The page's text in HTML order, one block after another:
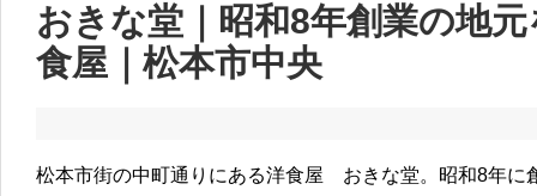
おきな堂｜昭和8年創業の地
食屋｜松本市中央
松本市街の中町通りにある洋食屋 おきな堂。昭和8年に